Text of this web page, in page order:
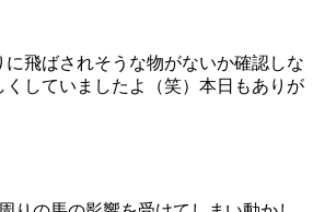
飛ばされそうな物がないか確認しな
していましたよ（笑）本日もありが